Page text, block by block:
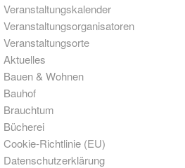
Veranstaltungskalender
Veranstaltungsorganisatoren
Veranstaltungsorte
Aktuelles
Bauen & Wohnen
Bauhof
Brauchtum
Bücherei
Cookie-Richtlinie (EU)
Datenschutzerklärung